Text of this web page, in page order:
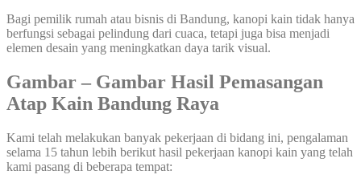
Bagi pemilik rumah atau bisnis di Bandung, kanopi kain tidak hanya
berfungsi sebagai pelindung dari cuaca, tetapi juga bisa menjadi
elemen desain yang meningkatkan daya tarik visual.
Gambar – Gambar Hasil Pemasangan
Atap Kain Bandung Raya
Kami telah melakukan banyak pekerjaan di bidang ini, pengalaman
selama 15 tahun lebih berikut hasil pekerjaan kanopi kain yang telah
kami pasang di beberapa tempat: